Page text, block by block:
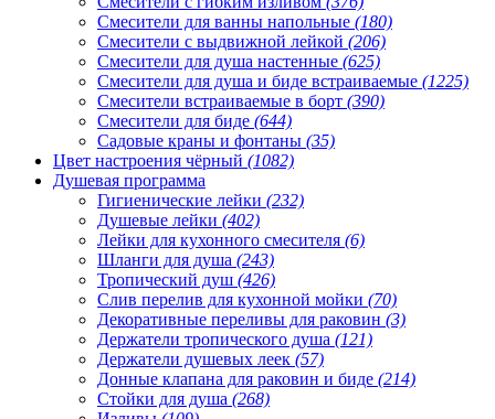
Смесители для ванны напольные (180)
Смесители с выдвижной лейкой (206)
Смесители для душа настенные (625)
Смесители для душа и биде встраиваемые (1225)
Смесители встраиваемые в борт (390)
Смесители для биде (644)
Садовые краны и фонтаны (35)
Цвет настроения чёрный (1082)
Душевая программа
Гигиенические лейки (232)
Душевые лейки (402)
Лейки для кухонного смесителя (6)
Шланги для душа (243)
Тропический душ (426)
Слив перелив для кухонной мойки (70)
Декоративные переливы для раковин (3)
Держатели тропического душа (121)
Держатели душевых леек (57)
Донные клапана для раковин и биде (214)
Стойки для душа (268)